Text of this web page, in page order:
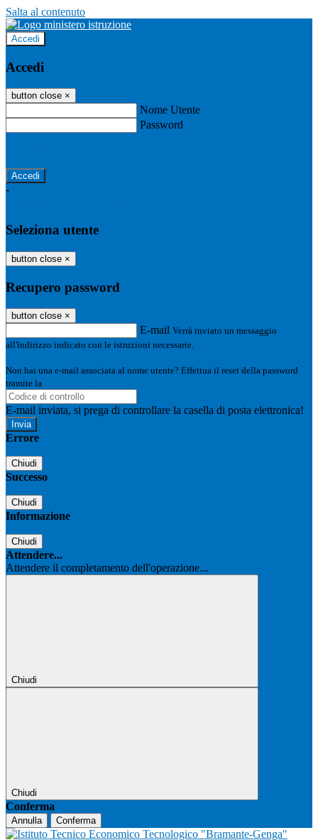
Salta al contenuto
Accedi
Accedi
button close ×
Nome Utente
Password
-
Seleziona utente
button close ×
Recupero password
button close ×
E-mail Verrà inviato un messaggio
all'indirizzo indicato con le istruzioni necessarie.
Non hai una e-mail associata al nome utente? Effettua il reset della password
tramite la
E-mail inviata, si prega di controllare la casella di posta elettronica!
Errore
Chiudi
Successo
Chiudi
Informazione
Chiudi
Attendere...
Attendere il completamento dell'operazione...
Chiudi
Chiudi
Conferma
Annulla Conferma